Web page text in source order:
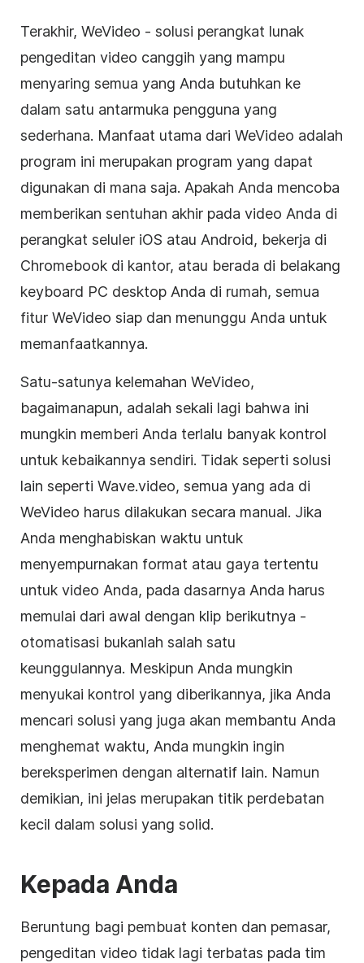
Terakhir, WeVideo - solusi perangkat lunak
pengeditan video canggih yang mampu
menyaring semua yang Anda butuhkan ke
dalam satu antarmuka pengguna yang
sederhana. Manfaat utama dari WeVideo adalah
program ini merupakan program yang dapat
digunakan di mana saja. Apakah Anda mencoba
memberikan sentuhan akhir pada video Anda di
perangkat seluler iOS atau Android, bekerja di
Chromebook di kantor, atau berada di belakang
keyboard PC desktop Anda di rumah, semua
fitur WeVideo siap dan menunggu Anda untuk
memanfaatkannya.
Satu-satunya kelemahan WeVideo,
bagaimanapun, adalah sekali lagi bahwa ini
mungkin memberi Anda terlalu banyak kontrol
untuk kebaikannya sendiri. Tidak seperti solusi
lain seperti Wave.video, semua yang ada di
WeVideo harus dilakukan secara manual. Jika
Anda menghabiskan waktu untuk
menyempurnakan format atau gaya tertentu
untuk video Anda, pada dasarnya Anda harus
memulai dari awal dengan klip berikutnya -
otomatisasi bukanlah salah satu
keunggulannya. Meskipun Anda mungkin
menyukai kontrol yang diberikannya, jika Anda
mencari solusi yang juga akan membantu Anda
menghemat waktu, Anda mungkin ingin
bereksperimen dengan alternatif lain. Namun
demikian, ini jelas merupakan titik perdebatan
kecil dalam solusi yang solid.
Kepada Anda
Beruntung bagi pembuat konten dan pemasar,
pengeditan video tidak lagi terbatas pada tim